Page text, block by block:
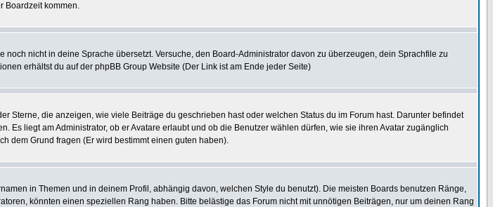
Boardzeit kommen.
nicht in deine Sprache übersetzt. Versuche, den Board-Administrator davon zu überzeugen, dein Sprachfile zu
erhältst du auf der phpBB Group Website (Der Link ist am Ende jeder Seite)
Sterne, die anzeigen, wie viele Beiträge du geschrieben hast oder welchen Status du im Forum hast. Darunter befindet
liegt am Administrator, ob er Avatare erlaubt und ob die Benutzer wählen dürfen, wie sie ihren Avatar zugänglich
dem Grund fragen (Er wird bestimmt einen guten haben).
in Themen und in deinem Profil, abhängig davon, welchen Style du benutzt). Die meisten Boards benutzen Ränge,
könnten einen speziellen Rang haben. Bitte belästige das Forum nicht mit unnötigen Beiträgen, nur um deinen Rang